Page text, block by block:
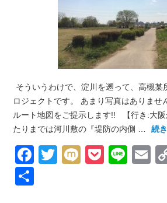
そういうわけで、淀川を遡って、高槻某
ロジェクトです。 あまり写真はありませ
ルート地図をご提示します!! 【行き:大
たりまでは河川敷の『堤防の内側 …
続
Facebook
Twitter
MixiPocket
Line